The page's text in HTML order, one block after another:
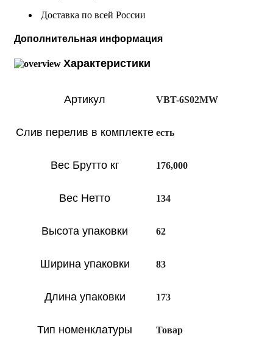
Доставка по всей России
Дополнительная информация
Характеристики
Артикул VBT-6S02MW
Слив перелив в комплекте есть
Вес Брутто кг 176,000
Вес Нетто 134
Высота упаковки 62
Ширина упаковки 83
Длина упаковки 173
Тип номенклатуры Товар